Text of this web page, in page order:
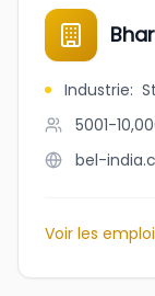
Industrie:
5001-
bel-
Voir les